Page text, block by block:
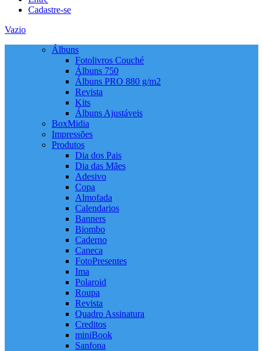
Cadastre-se
Vazio
Álbuns
Fotolivros Couché
Álbuns 750
Álbuns PRO 880 g/m2
Revista
Kits
Álbuns Ajustáveis
BoxMidia
Impressões
Produtos
Dia dos Pais
Dia das Mães
Adesivo
Copa
Almofada
Calendarios
Banners
Biombo
Caderno
Caneca
FotoPresentes
Ima
Polaroid
Roupa
Revista
Quadro Assinatura
Creditos
miniBook
Sanfona